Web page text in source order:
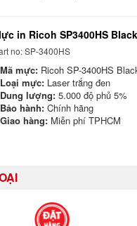
in Ricoh SP3400HS
no: SP-3400HS
Mã mực: Ricoh SP-3400HS
Loại mực: Laser trắng đen
Dung lượng: 5.000 độ phủ 5%
Bảo hành: Chính hãng
Giao hàng: Miễn phí TPHCM